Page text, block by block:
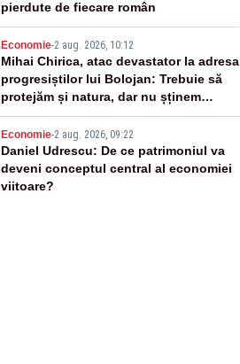
pierdute de fiecare român
Economie-2 aug. 2026, 10:12
Mihai Chirica, atac devastator la adresa
progresiștilor lui Bolojan: Trebuie să
protejăm și natura, dar nu șținem
omaneii în stare permanentă de alertă
Economie-2 aug. 2026, 09:22
Daniel Udrescu: De ce patrimoniul va
deveni conceptul central al economiei
viitoare?